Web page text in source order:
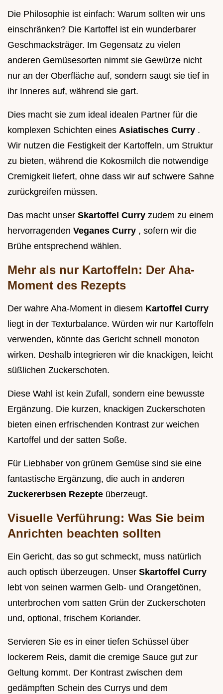
Die Philosophie ist einfach: Warum sollten wir uns
einschränken? Die Kartoffel ist ein wunderbarer
Geschmacksträger. Im Gegensatz zu vielen
anderen Gemüsesorten nimmt sie Gewürze nicht
nur an der Oberfläche auf, sondern saugt sie tief in
ihr Inneres auf, während sie gart.
Dies macht sie zum ideal idealen Partner für die
komplexen Schichten eines Asiatisches Curry .
Wir nutzen die Festigkeit der Kartoffeln, um Struktur
zu bieten, während die Kokosmilch die notwendige
Cremigkeit liefert, ohne dass wir auf schwere Sahne
zurückgreifen müssen.
Das macht unser Skartoffel Curry zudem zu einem
hervorragenden Veganes Curry , sofern wir die
Brühe entsprechend wählen.
Mehr als nur Kartoffeln: Der Aha-
Moment des Rezepts
Der wahre Aha-Moment in diesem Kartoffel Curry
liegt in der Texturbalance. Würden wir nur Kartoffeln
verwenden, könnte das Gericht schnell monoton
wirken. Deshalb integrieren wir die knackigen, leicht
süßlichen Zuckerschoten.
Diese Wahl ist kein Zufall, sondern eine bewusste
Ergänzung. Die kurzen, knackigen Zuckerschoten
bieten einen erfrischenden Kontrast zur weichen
Kartoffel und der satten Soße.
Für Liebhaber von grünem Gemüse sind sie eine
fantastische Ergänzung, die auch in anderen
Zuckererbsen Rezepte überzeugt.
Visuelle Verführung: Was Sie beim
Anrichten beachten sollten
Ein Gericht, das so gut schmeckt, muss natürlich
auch optisch überzeugen. Unser Skartoffel Curry
lebt von seinen warmen Gelb- und Orangetönen,
unterbrochen vom satten Grün der Zuckerschoten
und, optional, frischem Koriander.
Servieren Sie es in einer tiefen Schüssel über
lockerem Reis, damit die cremige Sauce gut zur
Geltung kommt. Der Kontrast zwischen dem
gedämpften Schein des Currys und dem